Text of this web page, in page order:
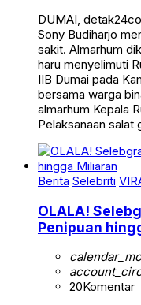
DUMAI,
Sony Budiharjo
sakit. Almarhum
haru menyelimuti
IIB Dumai pada
bersama warga
almarhum Kepala
Pelaksanaan salat
Berita Selebriti
OLALA!
Penipuan
20Komentar